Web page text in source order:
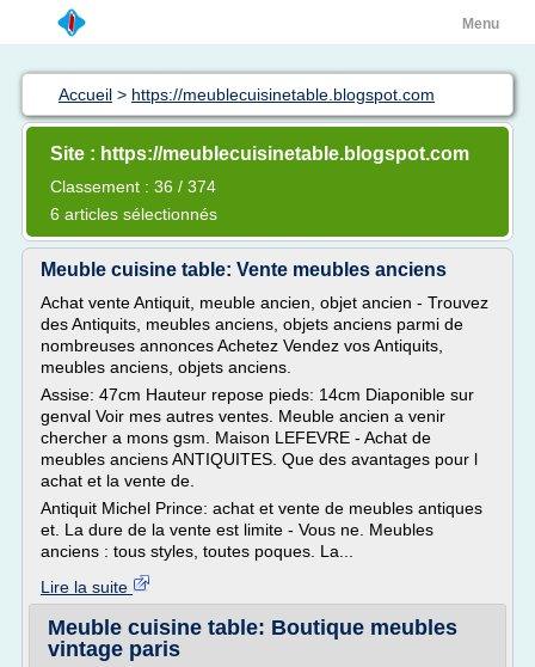
Menu
Accueil > https://meublecuisinetable.blogspot.com
Site : https://meublecuisinetable.blogspot.com
Classement : 36 / 374
6 articles sélectionnés
Meuble cuisine table: Vente meubles anciens
Achat vente Antiquit, meuble ancien, objet ancien - Trouvez
des Antiquits, meubles anciens, objets anciens parmi de
nombreuses annonces Achetez Vendez vos Antiquits,
meubles anciens, objets anciens.
Assise: 47cm Hauteur repose pieds: 14cm Diaponible sur
genval Voir mes autres ventes. Meuble ancien a venir
chercher a mons gsm. Maison LEFEVRE - Achat de
meubles anciens ANTIQUITES. Que des avantages pour l
achat et la vente de.
Antiquit Michel Prince: achat et vente de meubles antiques
et. La dure de la vente est limite - Vous ne. Meubles
anciens : tous styles, toutes poques. La...
Lire la suite
Meuble cuisine table: Boutique meubles
vintage paris